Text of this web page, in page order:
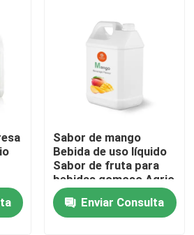
Sabor de mango
Bebida de uso líquido
Sabor de fruta para
bebidas gomoso Agrio
dulce Fresco mango
de Indonesia de
Taiwan
Enviar Consulta